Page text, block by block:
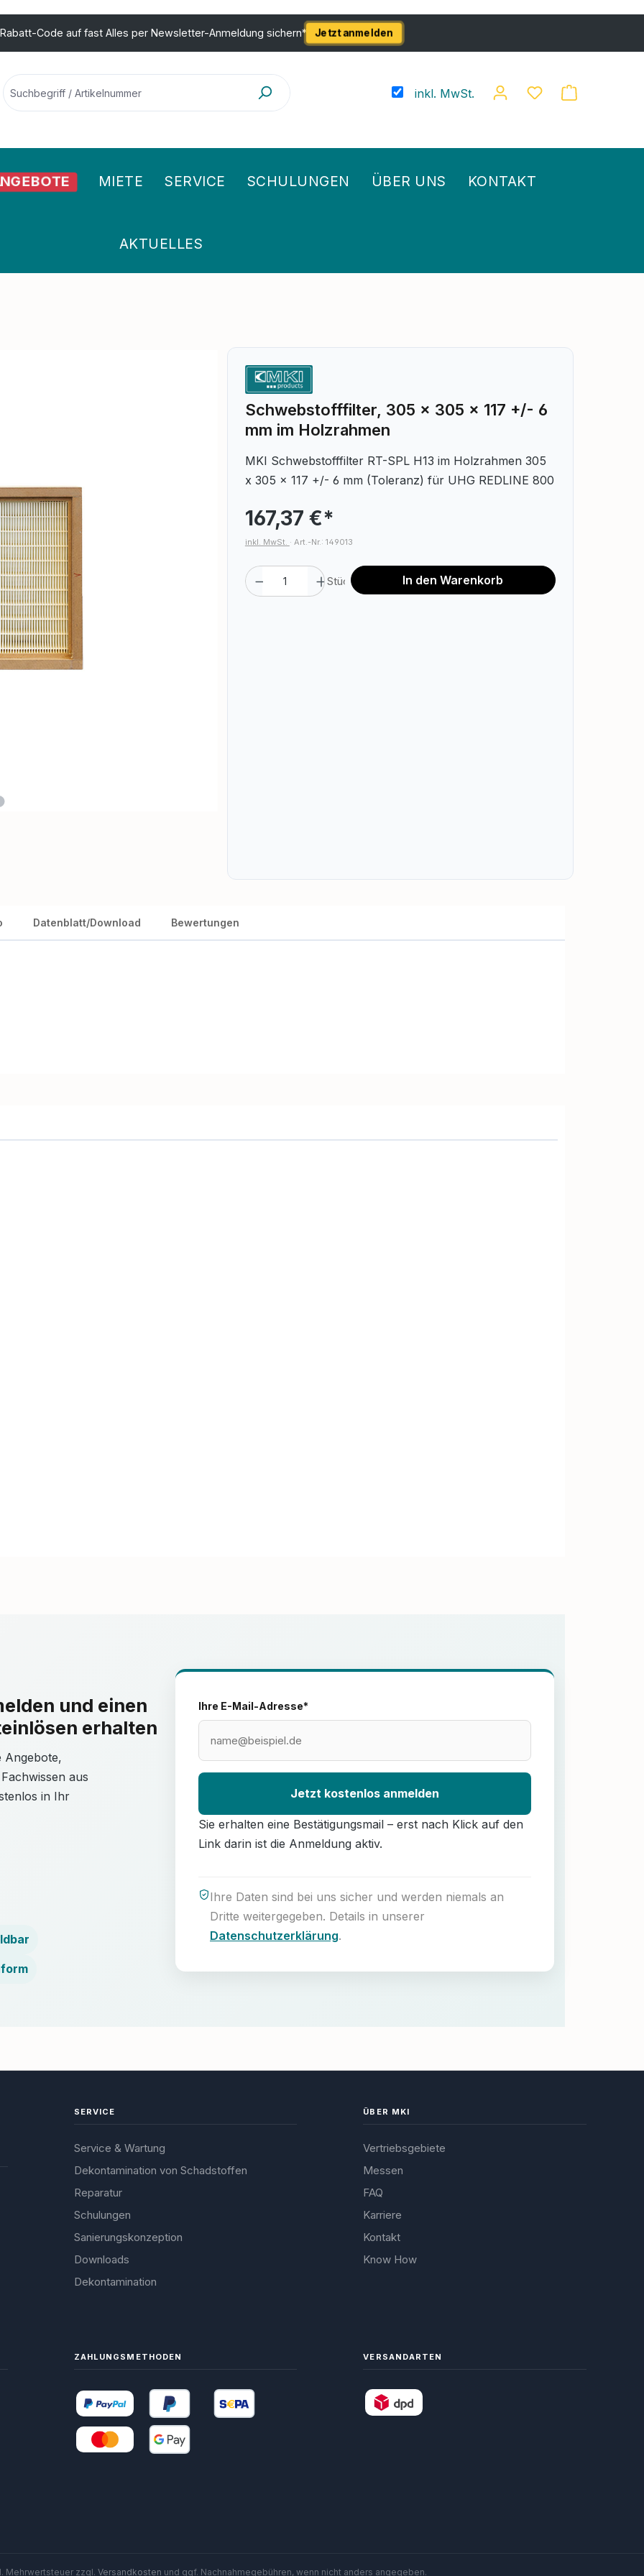
Code auf fast Alles per Newsletter-Anmeldung sichern* Jetzt anmelden
inkl. MwSt.
MIETE SERVICE SCHULUNGEN ÜBER UNS KONTAKT
AKTUELLES
Schwebstofffilter, 305 x 305 x 117 +/- 6
mm im Holzrahmen
MKI Schwebstofffilter RT-SPL H13 im Holzrahmen 305
x 305 x 117 +/- 6 mm (Toleranz) für UHG REDLINE 800
167,37 €*
inkl. MwSt. · Art.-Nr.: 149013
Produkt Anzahl: Gib den gewünschten Wert
Stück In den Warenkorb
Datenblatt/Download Bewertungen
und einen
erhalten
Angebote,
aus
in Ihr
Ihre E-Mail-Adresse*
Jetzt kostenlos anmelden
Sie erhalten eine Bestätigungsmail – erst nach Klick auf den
Link darin ist die Anmeldung aktiv.
Ihre Daten sind bei uns sicher und werden niemals an
Dritte weitergegeben. Details in unserer
Datenschutzerklärung.
SERVICE
Service & Wartung
Dekontamination von Schadstoffen
Reparatur
Schulungen
Sanierungskonzeption
Downloads
Dekontamination
ÜBER MKI
Vertriebsgebiete
Messen
FAQ
Karriere
Kontakt
Know How
ZAHLUNGSMETHODEN VERSANDARTEN
Mehrwertsteuer zzgl. Versandkosten und ggf. Nachnahmegebühren, wenn nicht anders angegeben.